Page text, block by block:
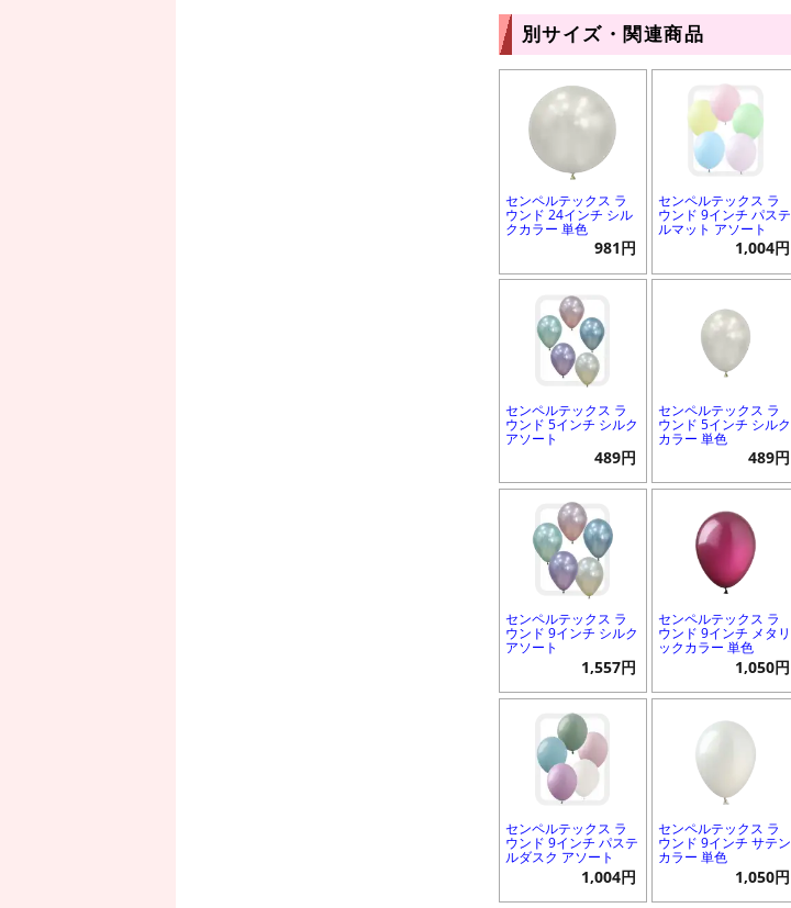
別サイズ・関連商品
センペルテックス ラ
ウンド 24インチ シル
クカラー 単色
981円
センペルテックス ラ
ウンド 9インチ パステ
ルマット アソート
1,004円
センペルテックス ラ
ウンド 5インチ シルク
アソート
489円
センペルテックス ラ
ウンド 5インチ シルク
カラー 単色
489円
センペルテックス ラ
ウンド 9インチ シルク
アソート
1,557円
センペルテックス ラ
ウンド 9インチ メタリ
ックカラー 単色
1,050円
センペルテックス ラ
ウンド 9インチ パステ
ルダスク アソート
1,004円
センペルテックス ラ
ウンド 9インチ サテン
カラー 単色
1,050円